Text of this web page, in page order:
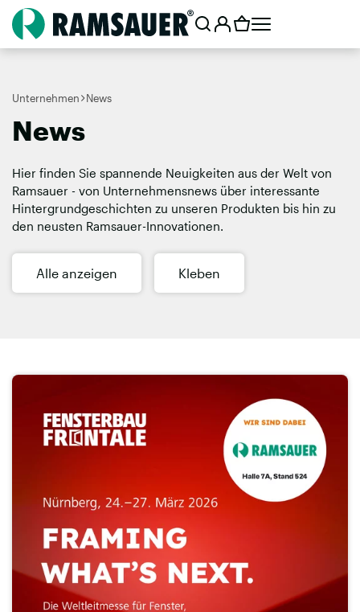
Unternehmen News
News
Hier finden Sie spannende Neuigkeiten aus der Welt von
Ramsauer - von Unternehmensnews über interessante
Hintergrundgeschichten zu unseren Produkten bis hin zu
den neusten Ramsauer-Innovationen.
Alle anzeigen Kleben